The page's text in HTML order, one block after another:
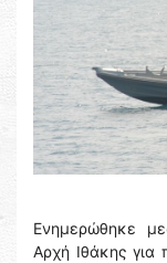
Ενημερώθηκε
Αρχή Ιθάκης για